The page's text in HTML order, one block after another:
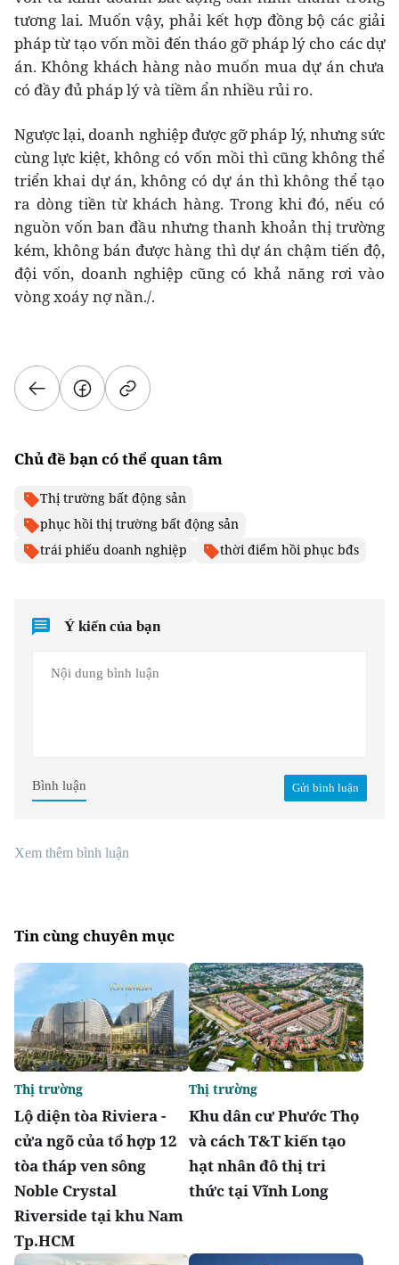
tương lai. Muốn vậy, phải kết hợp đồng bộ các giải
pháp từ tạo vốn mồi đến tháo gỡ pháp lý cho các dự
án. Không khách hàng nào muốn mua dự án chưa
có đầy đủ pháp lý và tiềm ẩn nhiều rủi ro.
Ngược lại, doanh nghiệp được gỡ pháp lý, nhưng sức
cùng lực kiệt, không có vốn mồi thì cũng không thể
triển khai dự án, không có dự án thì không thể tạo
ra dòng tiền từ khách hàng. Trong khi đó, nếu có
nguồn vốn ban đầu nhưng thanh khoản thị trường
kém, không bán được hàng thì dự án chậm tiến độ,
đội vốn, doanh nghiệp cũng có khả năng rơi vào
vòng xoáy nợ nần./.
Chủ đề bạn có thể quan tâm
Thị trường bất động sản
phục hồi thị trường bất động sản
trái phiếu doanh nghiệp
thời điểm hồi phục bđs
Ý kiến của bạn
Gửi bình luận
Bình luận
Xem thêm bình luận
Tin cùng chuyên mục
Lộ diện tòa Riviera -
cửa ngõ của tổ hợp 12
tòa tháp ven sông
Noble Crystal
Riverside tại khu Nam
Tp.HCM
Thị trường
Khu dân cư Phước Thọ
và cách T&T kiến tạo
hạt nhân đô thị tri
thức tại Vĩnh Long
Thị trường